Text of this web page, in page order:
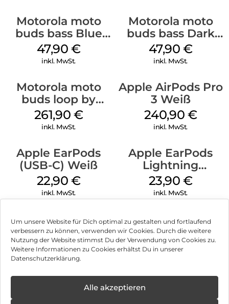
Um unsere Website für Dich optimal zu gestalten und fortlaufend
verbessern zu können, verwenden wir Cookies. Durch die weitere
Nutzung der Website stimmst Du der Verwendung von Cookies zu.
Weitere Informationen zu Cookies erhältst Du in unserer
Datenschutzerklärung.
Alle akzeptieren
Motorola moto
buds bass Blue
Jewel
47,90 €
inkl. MwSt.
Motorola moto
buds bass Dark
Shadow
47,90 €
inkl. MwSt.
Motorola moto
buds loop by
Swarovski French
Oak
261,90 €
inkl. MwSt.
Apple AirPods Pro
3 Weiß
240,90 €
inkl. MwSt.
Apple EarPods
(USB-C) Weiß
22,90 €
inkl. MwSt.
Apple EarPods
Lightning
Anschluss Weiß
23,90 €
inkl. MwSt.
Impressum